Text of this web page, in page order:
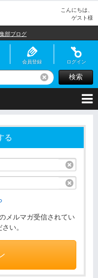
こんにちは、
ゲスト様
部ブログ
会員登録 ログイン
リセット検索
る
メルマガ受信されてい
い。